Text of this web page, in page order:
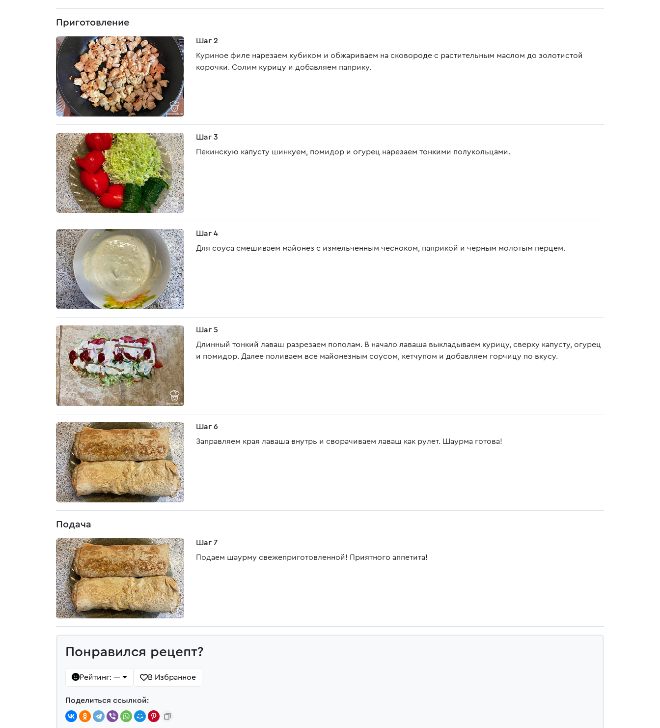
Приготовление
Шаг 2
Куриное филе нарезаем кубиком и обжариваем на сковороде с растительным маслом до золотистой
корочки. Солим курицу и добавляем паприку.
Шаг 3
Пекинскую капусту шинкуем, помидор и огурец нарезаем тонкими полукольцами.
Шаг 4
Для соуса смешиваем майонез с измельченным чесноком, паприкой и черным молотым перцем.
Шаг 5
Длинный тонкий лаваш разрезаем пополам. В начало лаваша выкладываем курицу, сверху капусту, огурец
и помидор. Далее поливаем все майонезным соусом, кетчупом и добавляем горчицу по вкусу.
Шаг 6
Заправляем края лаваша внутрь и сворачиваем лаваш как рулет. Шаурма готова!
Подача
Шаг 7
Подаем шаурму свежеприготовленной! Приятного аппетита!
Понравился рецепт?
Рейтинг: — В Избранное
Поделиться ссылкой: